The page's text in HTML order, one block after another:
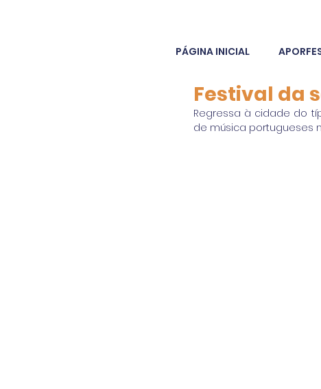
PÁGINA INICIAL
Festival da
Regressa à cidade do
de música portugueses